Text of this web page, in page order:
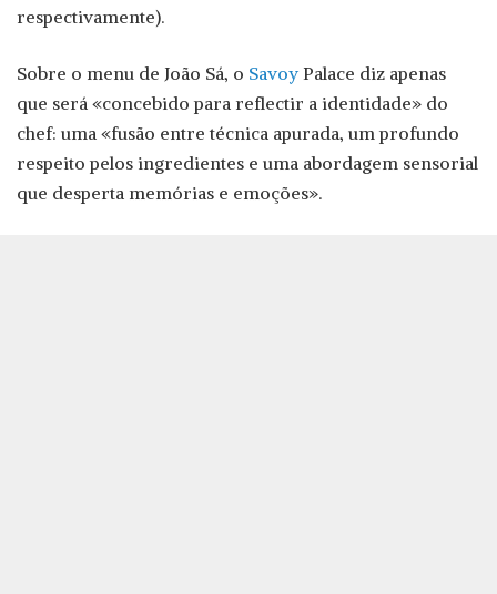
respectivamente).
Sobre o menu de João Sá, o Savoy Palace diz apenas
que será «concebido para reflectir a identidade» do
chef: uma «fusão entre técnica apurada, um profundo
respeito pelos ingredientes e uma abordagem sensorial
que desperta memórias e emoções».